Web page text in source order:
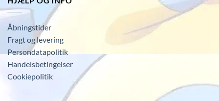
Åbningstider
Fragt og levering
Persondatapolitik
Handelsbetingelser
Cookiepolitik